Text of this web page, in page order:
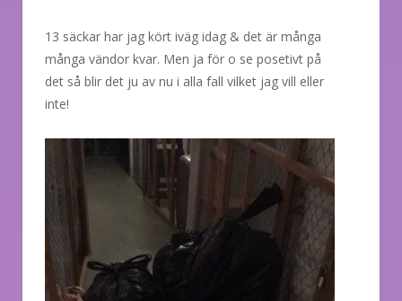
13 säckar har jag kört iväg idag & det är många
många vändor kvar. Men ja för o se posetivt på
det så blir det ju av nu i alla fall vilket jag vill eller
inte!